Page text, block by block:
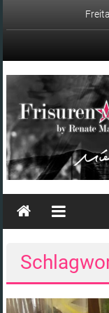
Matuschka
–
in
Ingolstadt